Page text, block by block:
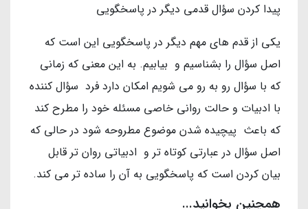
پیدا کردن سؤال قدمی دیگر در پاسخگویی
یکی از قدم های مهم دیگر در پاسخگویی این است که
اصل سؤال را بشناسیم و بیابیم. به این معنی که زمانی
که با سؤال رو به رو می شویم امکان دارد فرد سؤال کننده
با ادبیات و حالت روانی خاصی مسئله خود را مطرح کند
که باعث پیچیده شدن موضوع مطروحه شود در حالی که
اصل سؤال در عبارتی کوتاه تر و ادبیاتی روان تر قابل
بیان کردن است که پاسخگویی به آن را ساده تر می کند.
همچنین بخوانید...